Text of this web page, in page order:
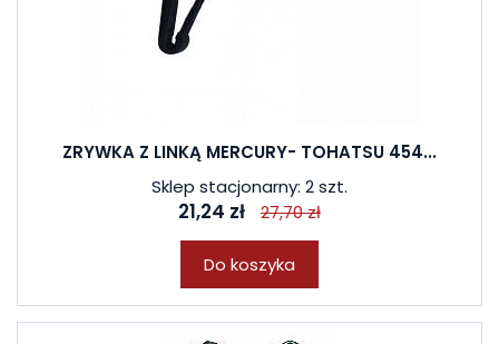
ZRYWKA Z LINKĄ MERCURY- TOHATSU 454...
Sklep stacjonarny: 2 szt.
21,24 zł 27,70 zł
Do koszyka